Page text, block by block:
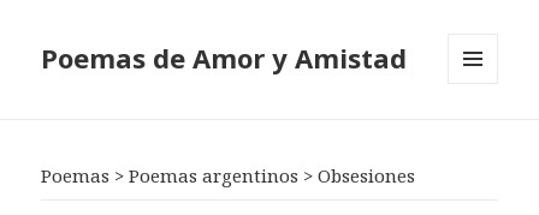
Poemas de Amor y Amistad
Poemas >Poemas argentinos >Obsesiones